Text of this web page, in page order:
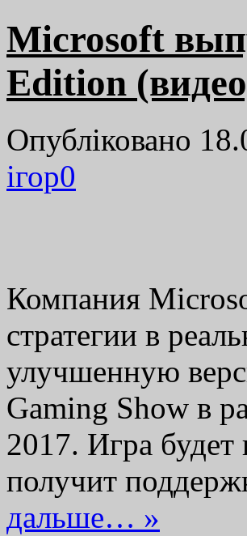
Microsoft
Edition
Опубліковано
ігор0
Компания
стратегии в
улучшенную
Gaming Show в
2017. Игра
получит
дальше… »